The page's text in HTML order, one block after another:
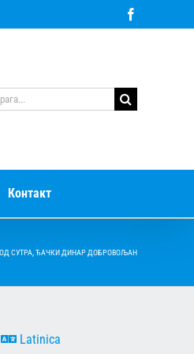
Контакт
СУТРА, ЂАЧКИ ДИНАР ДОБРОВОЉАН
Latinica